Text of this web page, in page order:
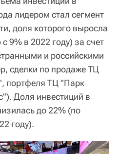
лидером стал сегмент
доля которого выросла
9% в 2022 году) за счет
и российскими
сделки по продаже ТЦ
портфеля ТЦ "Парк
Доля инвестиций в
до 22% (по
году).